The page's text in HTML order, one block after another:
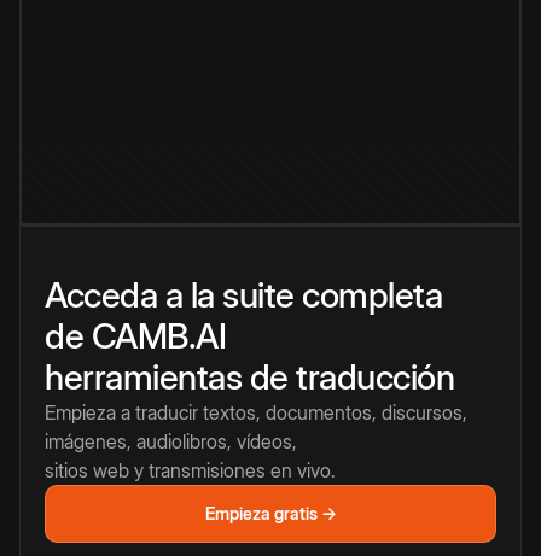
Acceda a la suite completa
de CAMB.AI
herramientas de traducción
Empieza a traducir textos, documentos, discursos,
imágenes, audiolibros, vídeos,
sitios web y transmisiones en vivo.
Empieza gratis →